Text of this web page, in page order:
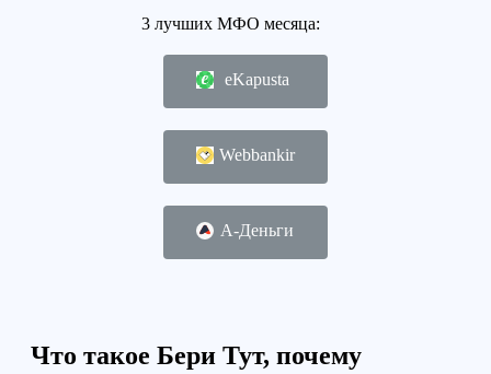
3 лучших МФО месяца:
eKapusta
Webbankir
А-Деньги
Что такое Бери Тут, почему